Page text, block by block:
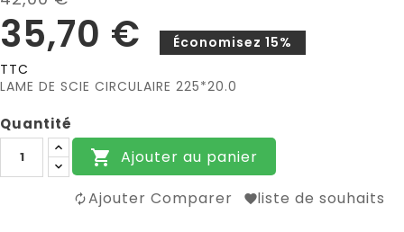
35,70 €
Économisez 15%
TTC
LAME DE SCIE CIRCULAIRE 225*20.0
Quantité
 Ajouter au panier
Ajouter Comparer liste de souhaits